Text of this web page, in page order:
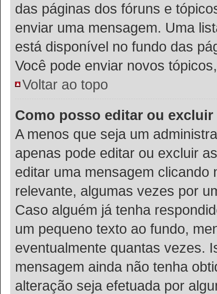
das páginas dos fóruns e
enviar uma mensagem. Uma
está disponível no fundo das
Você pode enviar novos
Voltar ao topo
Como posso editar ou
A menos que seja um
apenas pode editar ou excluir
editar uma mensagem
relevante, algumas vezes por
Caso alguém já tenha
um pequeno texto ao fundo,
eventualmente quantas vezes.
mensagem ainda não tenha
alteração seja efetuada por